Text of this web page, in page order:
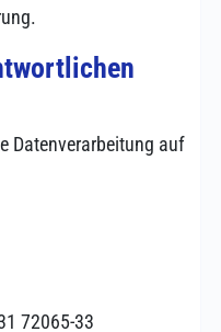
Datenverarbeitung auf
72065-33